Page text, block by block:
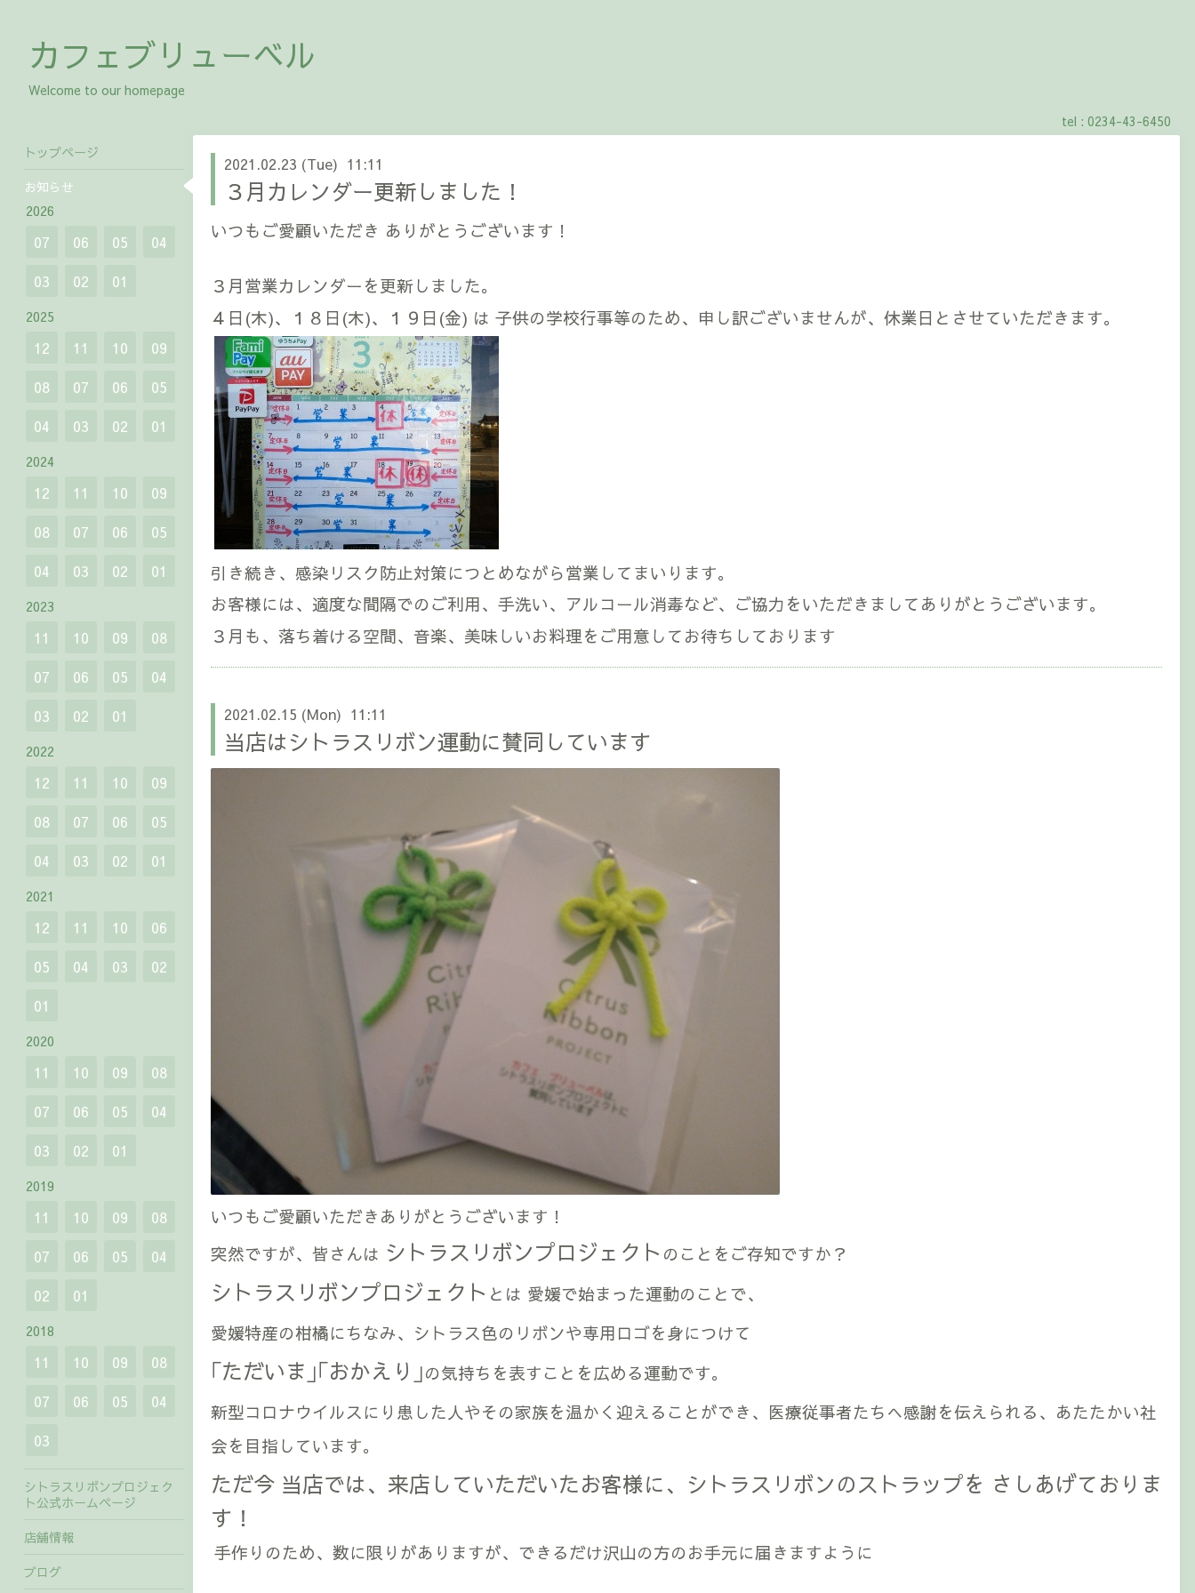
カフェブリューベル
Welcome to our homepage
tel : 0234-43-6450
2021.02.23 (Tue) 11:11
３月カレンダー更新しました！
いつもご愛顧いただき ありがとうございます！
３月営業カレンダーを更新しました。
４日(木)、１８日(木)、１９日(金) は 子供の学校行事等のため、申し訳ございませんが、 休業日とさせていただきます。
引き続き、感染リスク防止対策につとめながら営業してまいります。
お客様には、適度な間隔でのご利用、手洗い、アルコール消毒など、ご協力をいただきましてありがとうございます。
３月も、落ち着ける空間、音楽、美味しいお料理をご用意してお待ちしております
2021.02.15 (Mon) 11:11
当店はシトラスリボン運動に賛同しています
いつもご愛顧いただきありがとうございます！
突然ですが、皆さんは シトラスリボンプロジェクト のことをご存知ですか？
シトラスリボンプロジェクト とは 愛媛で始まった運動のことで、
愛媛特産の柑橘にちなみ、シトラス色のリボンや専用ロゴを身につけて
｢ただいま｣｢おかえり｣の気持ちを表すことを広める運動です。
新型コロナウイルスにり患した人やその家族を温かく迎えることができ、医療従事者たちへ感謝を伝えられる、あたたかい社
会を目指しています。
ただ今 当店では、来店していただいたお客様に、シトラスリボンのストラップを さしあげておりま
す！
手作りのため、数に限りがありますが、できるだけ沢山の方のお手元に届きますように
トップページ
お知らせ
2026
07 06 05
04
03
02 01
2025
12 11 10
09
08
07 06
05
04
03 02 01
2024
12 11 10
09
08
07 06
05
04
03 02 01
2023
11 10 09
08
07
06 05
04
03
02 01
2022
12 11 10
09
08
07 06
05
04
03 02 01
2021
12 11 10
06
05
04 03
02
01
2020
11 10 09
08
07
06 05
04
03
02 01
2019
11 10 09
08
07
06 05
04
02
01
2018
11 10 09
08
07
06 05
04
03
シトラスリボンプロジェク
ト公式ホームページ
店舗情報
ブログ